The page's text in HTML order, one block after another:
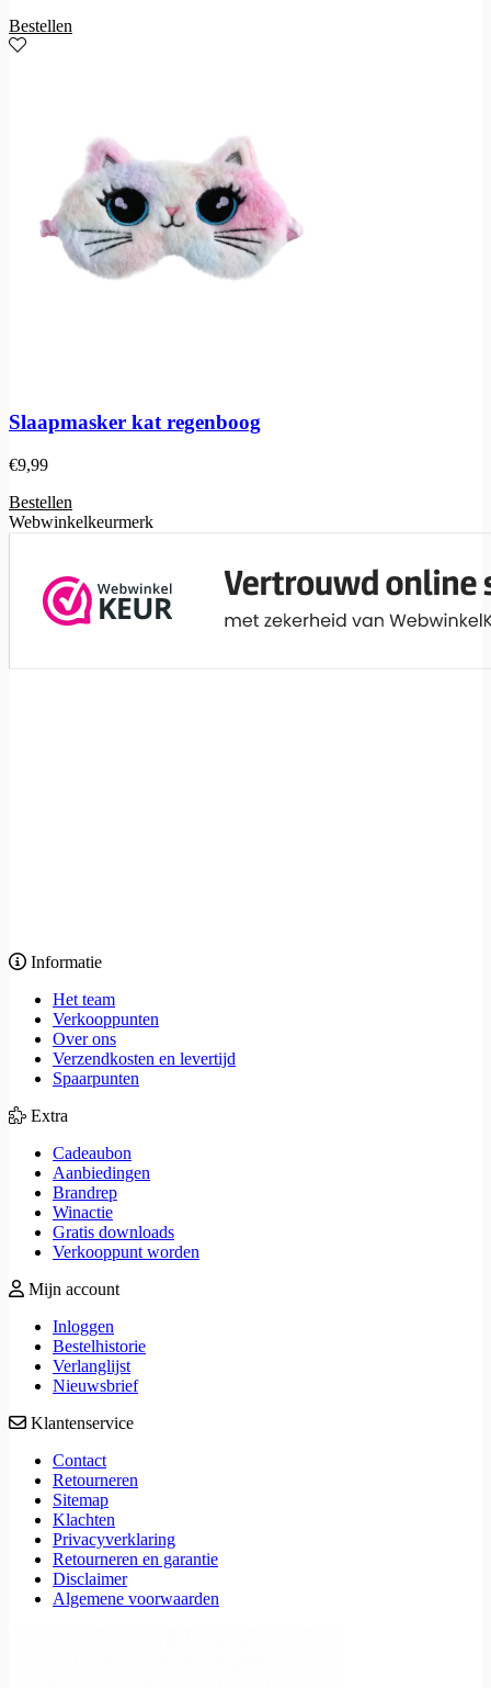
Bestellen
Slaapmasker kat regenboog
€9,99
Bestellen
Webwinkelkeurmerk
Informatie
Het team
Verkooppunten
Over ons
Verzendkosten en levertijd
Spaarpunten
Extra
Cadeaubon
Aanbiedingen
Brandrep
Winactie
Gratis downloads
Verkooppunt worden
Mijn account
Inloggen
Bestelhistorie
Verlanglijst
Nieuwsbrief
Klantenservice
Contact
Retourneren
Sitemap
Klachten
Privacyverklaring
Retourneren en garantie
Disclaimer
Algemene voorwaarden